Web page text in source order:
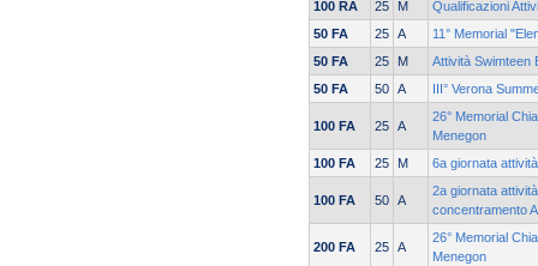
100 RA
25 M
Qualificazioni
50 FA
25 A
11° Memorial
50 FA
25 M
Attività Swimteen
50 FA
50 A III° Verona
100 FA 25 A
26° Memorial
Menegon
100 FA
25 M 6a giornata
100 FA 50 A
2a giornata
concentramento A
200 FA 25 A
26° Memorial
Menegon